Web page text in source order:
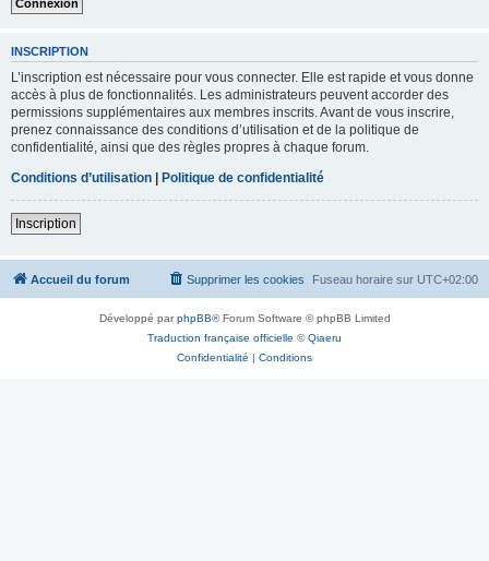
INSCRIPTION
L’inscription est nécessaire pour vous connecter. Elle est rapide et vous donne
accès à plus de fonctionnalités. Les administrateurs peuvent accorder des
permissions supplémentaires aux membres inscrits. Avant de vous inscrire,
prenez connaissance des conditions d’utilisation et de la politique de
confidentialité, ainsi que des règles propres à chaque forum.
Conditions d’utilisation | Politique de confidentialité
Inscription
Accueil du forum Fuseau horaire sur UTC+02:00
Supprimer les cookies
Développé parphpBB® Forum Software © phpBB Limited
Traduction française officielle ©Qiaeru
Confidentialité | Conditions